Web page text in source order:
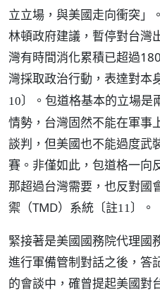
立立場，與美國走向衝突」
林頓政府建議，暫停對台灣
灣有時間消化累積已超過
灣採取政治行動，表達對本
10〕
。包道格基本的立場
情勢，台灣固然不能在軍事
談判，但美國也不能過度武
賽。非僅如此，包道格一向
那超過台灣需要，也反對國
禦（TMD）系統 〔註11〕 。
緊接著是美國國務院代理國
進行軍備管制對話之後，答
的會談中，確曾提起美國對